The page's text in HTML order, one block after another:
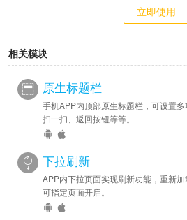
立即使用
相关模块
原生标题栏
手机APP内顶部原生标题栏，可设置多
扫一扫、返回按钮等等。
下拉刷新
APP内下拉页面实现刷新功能，重新
可指定页面开启。